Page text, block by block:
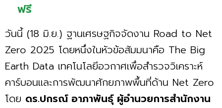
ฟรี
วันนี้ (18 มิ.ย.) ฐานเศรษฐกิจจัดงาน Road to Net
Zero 2025 โดยหนึ่งในหัวข้อสัมมนาคือ The Big
Earth Data เทคโนโลยีอวกาศเพื่อสำรวจวิเคราะห์
คาร์บอนและการพัฒนาศักยภาพพื้นที่ด้าน Net Zero
โดย ดร.ปกรณ์ อาภาพันธุ์ ผู้อำนวยการสำนักงาน